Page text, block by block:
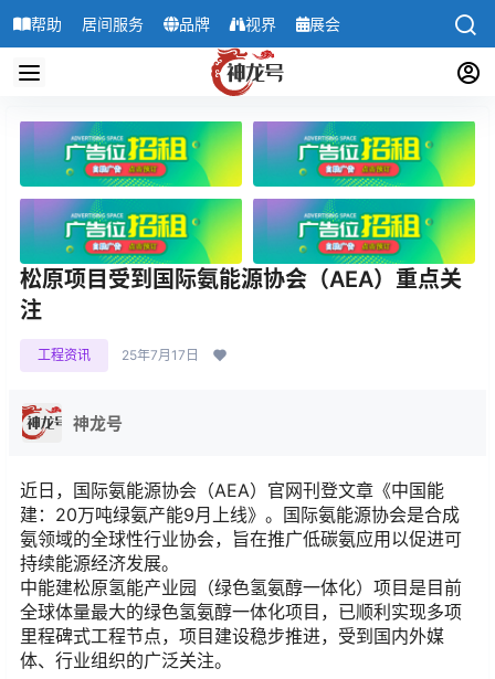
帮助 居间服务 品牌 视界 展会
松原项目受到国际氨能源协会（AEA）重点关
注
工程资讯 25年7月17日
神龙号
近日，国际氨能源协会（AEA）官网刊登文章《中国能
建：20万吨绿氨产能9月上线》。国际氨能源协会是合成
氨领域的全球性行业协会，旨在推广低碳氨应用以促进可
持续能源经济发展。
中能建松原氢能产业园（绿色氢氨醇一体化）项目是目前
全球体量最大的绿色氢氨醇一体化项目，已顺利实现多项
里程碑式工程节点，项目建设稳步推进，受到国内外媒
体、行业组织的广泛关注。